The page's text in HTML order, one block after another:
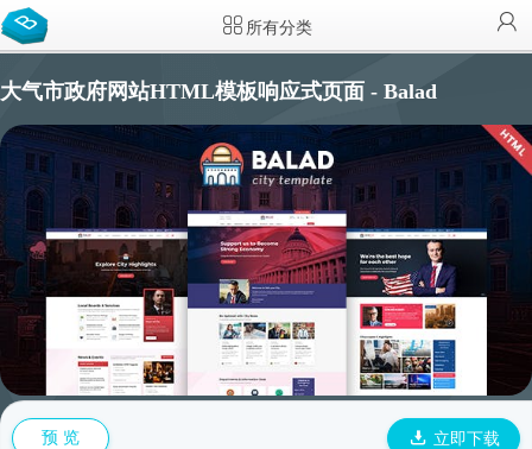
所有分类
大气市政府网站HTML模板响应式页面 - Balad
预 览 立即下载